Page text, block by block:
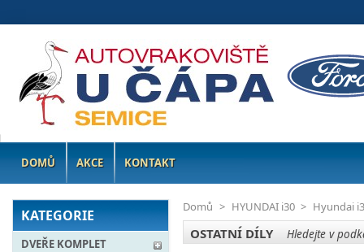
DOMŮ AKCE KONTAKT
KATEGORIE
DVEŘE KOMPLET
Domů > HYUNDAI i30 > Hyundai
OSTATNÍ DÍLY Hledejte v